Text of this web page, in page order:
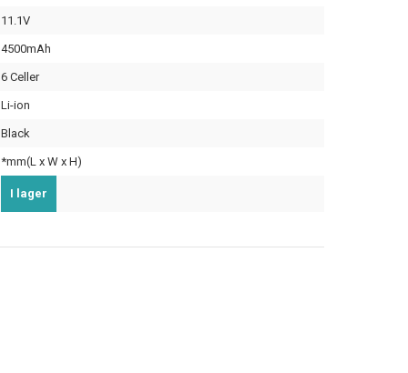
11.1V
4500mAh
6 Celler
Li-ion
Black
*mm(L x W x H)
I lager